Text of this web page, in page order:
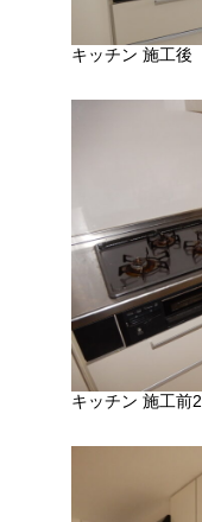
キッチン 施工後
キッチン 施工前2